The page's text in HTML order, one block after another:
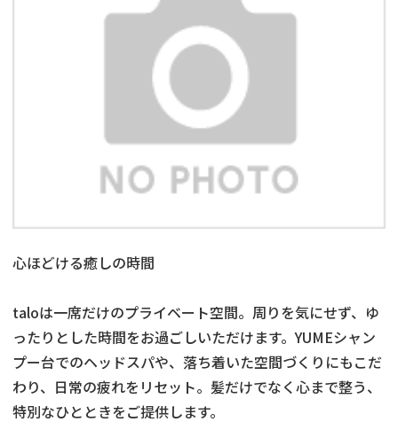
心ほどける癒しの時間
taloは一席だけのプライベート空間。周りを気にせず、ゆ
ったりとした時間をお過ごしいただけます。YUMEシャン
プー台でのヘッドスパや、落ち着いた空間づくりにもこだ
わり、日常の疲れをリセット。髪だけでなく心まで整う、
特別なひとときをご提供します。